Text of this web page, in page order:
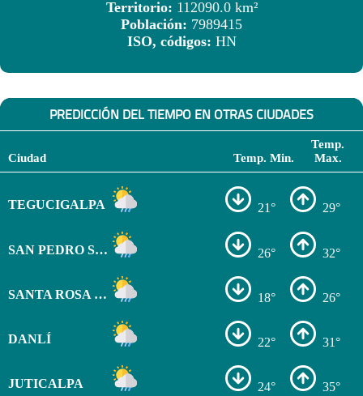
Territorio: 112090.0 km²
Población: 7989415
ISO, códigos: HN
PREDICCIÓN DEL TIEMPO EN OTRAS CIUDADES
Ciudad Temp. Min.
Temp.
Max.
TEGUCIGALPA 21° 29°
SAN PEDRO SULA 26° 32°
SANTA ROSA DE COPÁN 18° 26°
DANLÍ 22° 31°
JUTICALPA 24° 35°